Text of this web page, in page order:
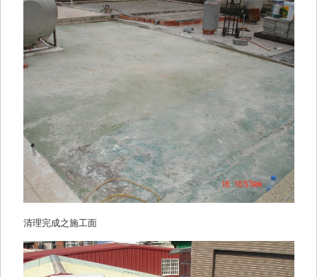
清理完成之施工面